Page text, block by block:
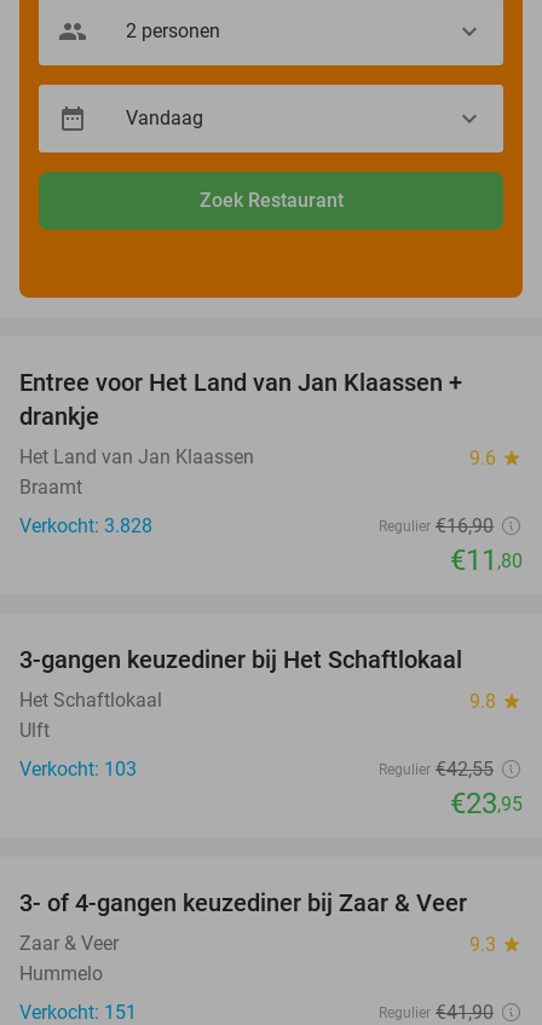
Zoek Restaurant
Entree voor Het Land van Jan Klaassen +
drankje
Het Land van Jan Klaassen 9.6 star
Braamt
Verkocht: 3.828
Regulier €16,90
€11 ,80
3-gangen keuzediner bij Het Schaftlokaal
Het Schaftlokaal 9.8 star
Ulft
Verkocht: 103
Regulier €42,55
€23,95
3- of 4-gangen keuzediner bij Zaar & Veer
Zaar & Veer 9.3 star
Hummelo
Verkocht: 151
Regulier €41,90